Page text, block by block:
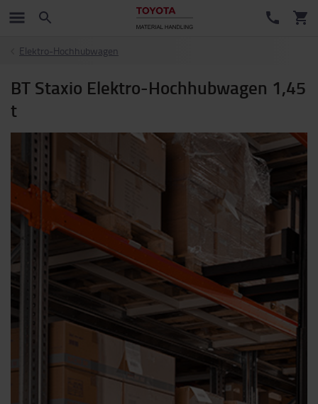
Elektro-Hochhubwagen
BT Staxio Elektro-Hochhubwagen 1,45
t